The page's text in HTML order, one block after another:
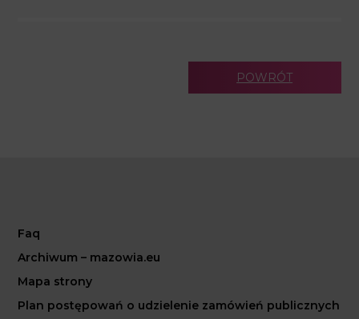
POWRÓT
Faq
Archiwum – mazowia.eu
Mapa strony
Plan postępowań o udzielenie zamówień publicznych